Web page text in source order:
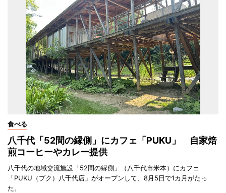
食べる
八千代「52間の縁側」にカフェ「PUKU」 自家焙
煎コーヒーやカレー提供
八千代の地域交流施設「52間の縁側」（八千代市米本）にカフェ
「PUKU（プク）八千代店」がオープンして、8月5日で1カ月がたっ
た。